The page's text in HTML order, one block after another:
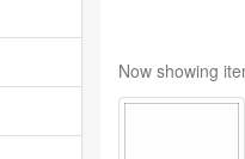
Now showing